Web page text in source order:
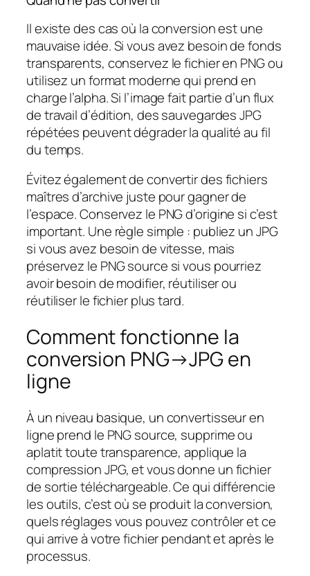
Il existe des cas où la conversion est une
mauvaise idée. Si vous avez besoin de fonds
transparents, conservez le fichier en PNG ou
utilisez un format moderne qui prend en
charge l’alpha. Si l’image fait partie d’un flux
de travail d’édition, des sauvegardes JPG
répétées peuvent dégrader la qualité au fil
du temps.
Évitez également de convertir des fichiers
maîtres d’archive juste pour gagner de
l’espace. Conservez le PNG d’origine si c’est
important. Une règle simple : publiez un JPG
si vous avez besoin de vitesse, mais
préservez le PNG source si vous pourriez
avoir besoin de modifier, réutiliser ou
réutiliser le fichier plus tard.
Comment fonctionne la
conversion PNG→JPG en
ligne
À un niveau basique, un convertisseur en
ligne prend le PNG source, supprime ou
aplatit toute transparence, applique la
compression JPG, et vous donne un fichier
de sortie téléchargeable. Ce qui différencie
les outils, c’est où se produit la conversion,
quels réglages vous pouvez contrôler et ce
qui arrive à votre fichier pendant et après le
processus.